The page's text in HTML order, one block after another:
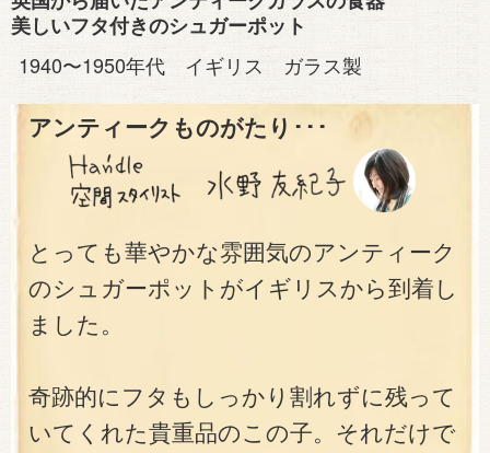
美しいフタ付きのシュガーポット
1940〜1950年代 イギリス ガラス製
アンティークものがたり･･･
とっても華やかな雰囲気のアンティーク
のシュガーポットがイギリスから到着し
ました。
奇跡的にフタもしっかり割れずに残って
いてくれた貴重品のこの子。それだけで